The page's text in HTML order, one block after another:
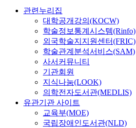
관련누리집
대학공개강의(KOCW)
학술정보통계시스템(Rinfo)
외국학술지지원센터(FRIC)
학술관계분석서비스(SAM)
사서커뮤니티
기관회원
지식나눔(LOOK)
의학전자도서관(MEDLIS)
유관기관 사이트
교육부(MOE)
국립장애인도서관(NLD)